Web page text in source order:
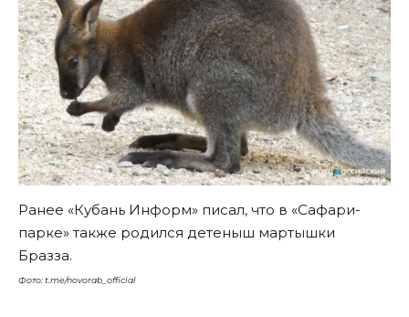
Ранее «Кубань Информ» писал, что в «Сафари-
парке» также родился детеныш мартышки
Бразза.
Фото: t.me/novorab_official